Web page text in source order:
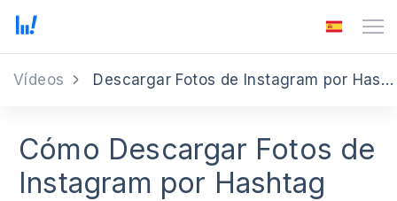
Vídeos Descargar Fotos de Instagram por Hashtag
Cómo Descargar Fotos de
Instagram por Hashtag